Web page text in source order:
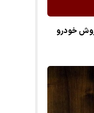
خودرو